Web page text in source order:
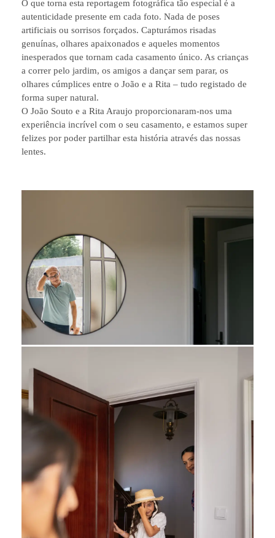
O que torna esta reportagem fotográfica tão especial é a
autenticidade presente em cada foto. Nada de poses
artificiais ou sorrisos forçados. Capturámos risadas
genuínas, olhares apaixonados e aqueles momentos
inesperados que tornam cada casamento único. As crianças
a correr pelo jardim, os amigos a dançar sem parar, os
olhares cúmplices entre o João e a Rita – tudo registado de
forma super natural.
O João Souto e a Rita Araujo proporcionaram-nos uma
experiência incrível com o seu casamento, e estamos super
felizes por poder partilhar esta história através das nossas
lentes.